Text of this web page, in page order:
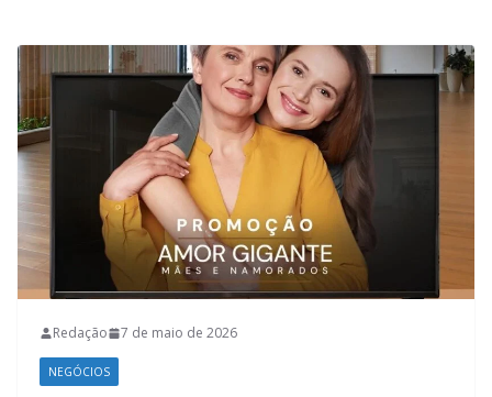
Redação 7 de maio de 2026
NEGÓCIOS